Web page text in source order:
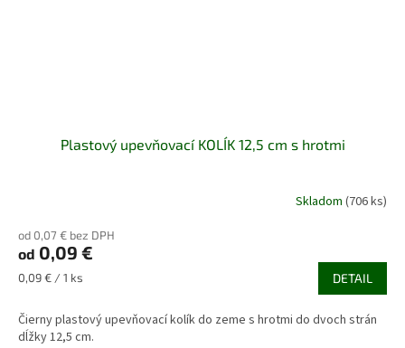
Plastový upevňovací KOLÍK 12,5 cm s hrotmi
Skladom (706 ks)
od 0,07 € bez DPH
od 0,09 €
Jednotková
0,09 € / 1 ks DETAIL
Čierny plastový upevňovací kolík do zeme s hrotmi do dvoch strán
dĺžky 12,5 cm.